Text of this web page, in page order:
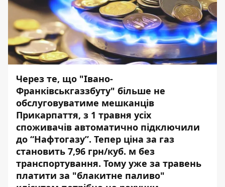
Через те, що "Івано-
Франківськгаззбуту" більше не
обслуговуватиме мешканців
Прикарпаття, з 1 травня усіх
споживачів автоматично підключили
до “Нафтогазу”. Тепер ціна за газ
становить 7,96 грн/куб. м без
транспортування. Тому уже за травень
платити за "блакитне паливо"